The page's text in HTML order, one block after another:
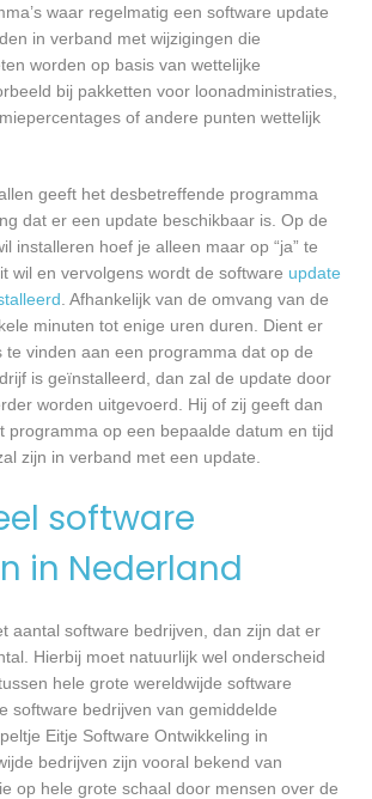
waar regelmatig een software update
in verband met wijzigingen die
worden op basis van wettelijke
bij pakketten voor loonadministraties,
of andere punten wettelijk
geeft het desbetreffende programma
dat er een update beschikbaar is. Op de
installeren hoef je alleen maar op “ja” te
wil en vervolgens wordt de software update
. Afhankelijk van de omvang van de
minuten tot enige uren duren. Dient er
te vinden aan een programma dat op de
is geïnstalleerd, dan zal de update door
worden uitgevoerd. Hij of zij geeft dan
programma op een bepaalde datum en tijd
zijn in verband met een update.
software
in Nederland
aantal software bedrijven, dan zijn dat er
Hierbij moet natuurlijk wel onderscheid
hele grote wereldwijde software
software bedrijven van gemiddelde
Eitje Software Ontwikkeling in
bedrijven zijn vooral bekend van
op hele grote schaal door mensen over de